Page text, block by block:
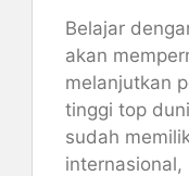
Belajar
akan
melanjutkan
tinggi top
sudah